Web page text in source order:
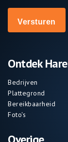
Ontdek
Bedrijven
Plattegrond
Bereikbaarheid
Foto's